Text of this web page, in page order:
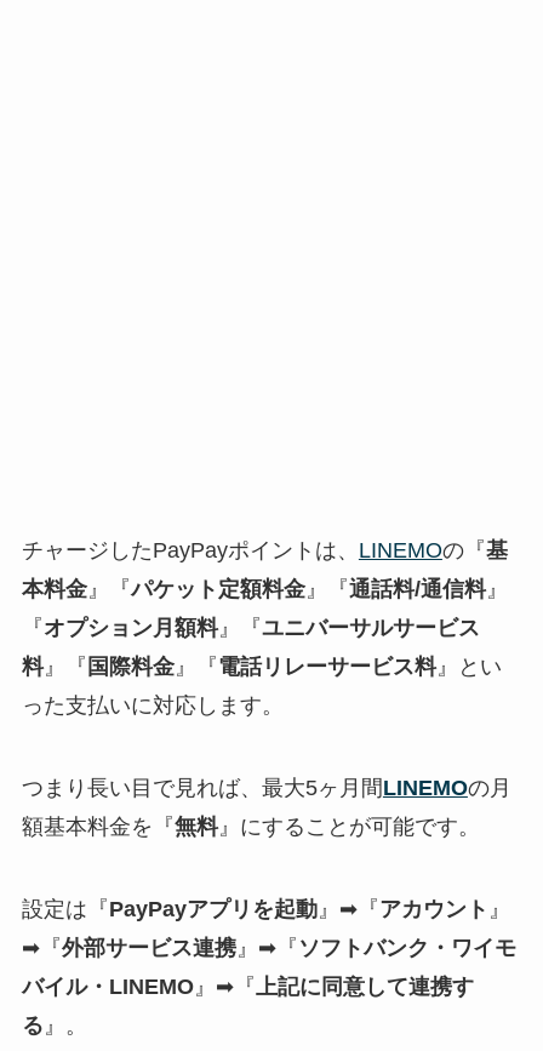
チャージしたPayPayポイントは、 LINEMOの『基
本料金』『パケット定額料金』『通話料/通信料』
『オプション月額料』『ユニバーサルサービス
料』『 国際料金』『電話リレーサービス料』とい
った支払いに対応します。
つまり長い目で見れば、最大5ヶ月間LINEMOの月
額基本料金を『無料』にすることが可能です。
設定は『PayPayアプリを起動』➡『アカウント 』
➡『外部サービス連携』➡『 ソフトバンク・ワイモ
バイル・LINEMO』➡『上記に同意して連携す
る』。